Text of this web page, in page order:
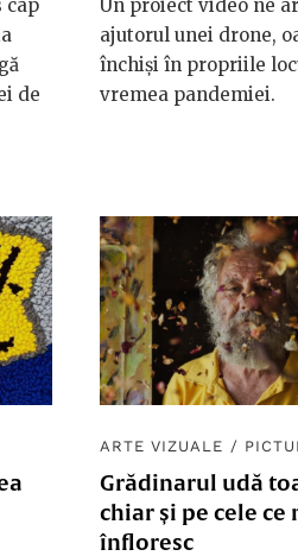
cap
de
Un proiect video ne
ajutorul unei drone,
închiși în propriile
vremea pandemiei.
ARTE VIZUALE /
Grădinarul udă
chiar și pe cele ce
înfloresc